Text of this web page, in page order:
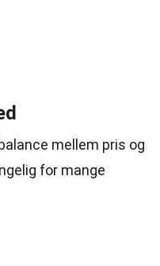
mellem pris og
for mange